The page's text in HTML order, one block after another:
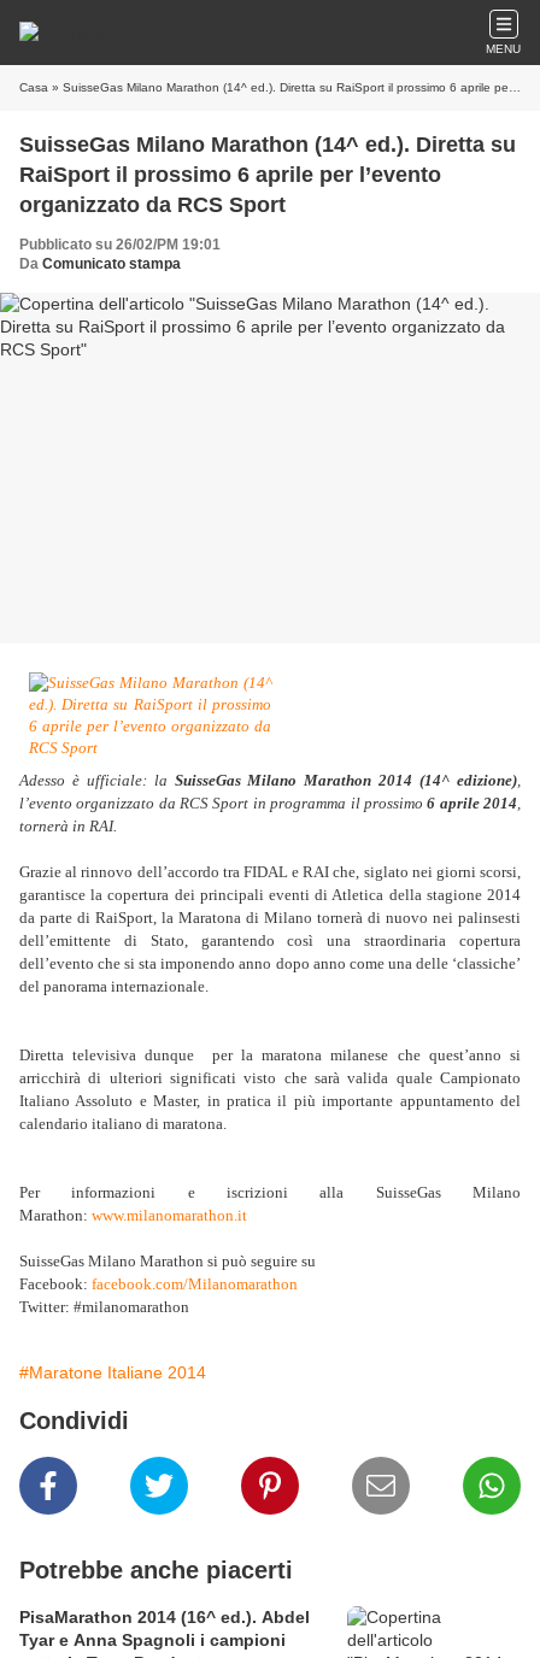
MENU
Casa » SuisseGas Milano Marathon (14^ ed.). Diretta su RaiSport il prossimo 6 aprile per l’evento organizzato da RCS Sport
SuisseGas Milano Marathon (14^ ed.). Diretta su
RaiSport il prossimo 6 aprile per l’evento
organizzato da RCS Sport
Pubblicato su 26/02/PM 19:01
Da Comunicato stampa
Adesso è ufficiale: la SuisseGas Milano Marathon 2014 (14^ edizione),
l’evento organizzato da RCS Sport in programma il prossimo6 aprile 2014,
tornerà in RAI.
Grazie al rinnovo dell’accordo tra FIDAL e RAI che, siglato nei giorni scorsi,
garantisce la copertura dei principali eventi di Atletica della stagione 2014
da parte di RaiSport, la Maratona di Milano tornerà di nuovo nei palinsesti
dell’emittente di Stato, garantendo così una straordinaria copertura
dell’evento che si sta imponendo anno dopo anno come una delle ‘classiche’
del panorama internazionale.
Diretta televisiva dunque per la maratona milanese che quest’anno si
arricchirà di ulteriori significati visto che sarà valida quale Campionato
Italiano Assoluto e Master, in pratica il più importante appuntamento del
calendario italiano di maratona.
Per informazioni e iscrizioni alla SuisseGas Milano
Marathon: www.milanomarathon.it
SuisseGas Milano Marathon si può seguire su
Facebook: facebook.com/Milanomarathon
Twitter: #milanomarathon
#Maratone Italiane 2014
Condividi
Potrebbe anche piacerti
PisaMarathon 2014 (16^ ed.). Abdel
Tyar e Anna Spagnoli i campioni